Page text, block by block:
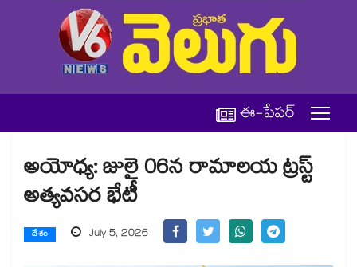
ఈ-పేపర్
అయోధ్య: జులై 06న రామాలయ ట్రస్ట్
అత్యవసర భేటీ
దేశం July 5, 2026